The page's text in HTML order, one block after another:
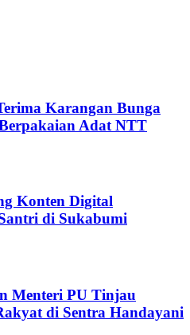
Karangan Bunga
Adat NTT
Konten Digital
di Sukabumi
Menteri PU Tinjau
di Sentra Handayani